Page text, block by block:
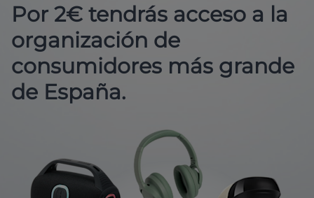
Por 2€ tendrás acceso a la
organización de
consumidores más grande
de España.